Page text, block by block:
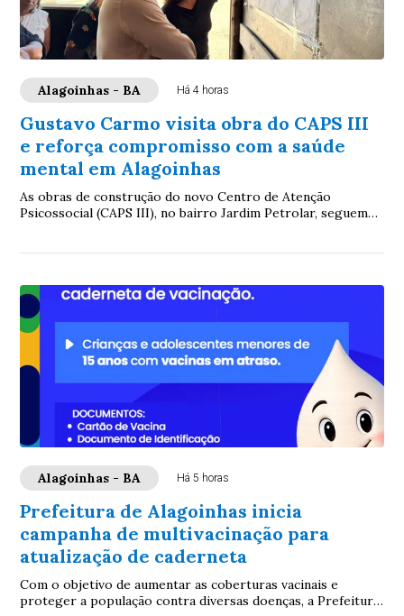
Alagoinhas - BA Há 4 horas
Gustavo Carmo visita obra do CAPS III
e reforça compromisso com a saúde
mental em Alagoinhas
As obras de construção do novo Centro de Atenção
Psicossocial (CAPS III), no bairro Jardim Petrolar, seguem
Alagoinhas - BA Há 5 horas
Prefeitura de Alagoinhas inicia
campanha de multivacinação para
atualização de caderneta
Com o objetivo de aumentar as coberturas vacinais e
proteger a população contra diversas doenças, a Prefeitura